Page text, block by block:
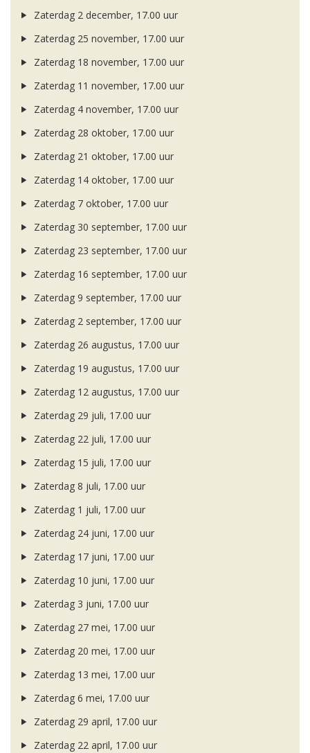
Zaterdag 2 december, 17.00 uur
Zaterdag 25 november, 17.00 uur
Zaterdag 18 november, 17.00 uur
Zaterdag 11 november, 17.00 uur
Zaterdag 4 november, 17.00 uur
Zaterdag 28 oktober, 17.00 uur
Zaterdag 21 oktober, 17.00 uur
Zaterdag 14 oktober, 17.00 uur
Zaterdag 7 oktober, 17.00 uur
Zaterdag 30 september, 17.00 uur
Zaterdag 23 september, 17.00 uur
Zaterdag 16 september, 17.00 uur
Zaterdag 9 september, 17.00 uur
Zaterdag 2 september, 17.00 uur
Zaterdag 26 augustus, 17.00 uur
Zaterdag 19 augustus, 17.00 uur
Zaterdag 12 augustus, 17.00 uur
Zaterdag 29 juli, 17.00 uur
Zaterdag 22 juli, 17.00 uur
Zaterdag 15 juli, 17.00 uur
Zaterdag 8 juli, 17.00 uur
Zaterdag 1 juli, 17.00 uur
Zaterdag 24 juni, 17.00 uur
Zaterdag 17 juni, 17.00 uur
Zaterdag 10 juni, 17.00 uur
Zaterdag 3 juni, 17.00 uur
Zaterdag 27 mei, 17.00 uur
Zaterdag 20 mei, 17.00 uur
Zaterdag 13 mei, 17.00 uur
Zaterdag 6 mei, 17.00 uur
Zaterdag 29 april, 17.00 uur
Zaterdag 22 april, 17.00 uur